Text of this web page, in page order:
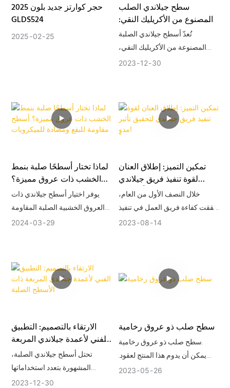
حجر كوارتز جديد بلون 2025
GLDS524
2025 02 25
سطح جيلاندي الصلب
المصنوع من الأكريليك النقي:
يرتقي بالمساحات من خلال
تطبيقات متعددة الاستخدامات
تُعدّ أسطح جيلاندي الصلبة
المصنوعة من الأكريليك النقي،
بفضل مرونتها ومتانتها الاستثنائية،
تطبيقاتها في مختلف المساحات
ليس فقط قابليتها للتكيف، بل أيضاً
قدرتها على تحسين الشكل
أسطح جيلاندي الصلبة منارةً
للإبداع، تُتيح إمكانياتٍ لا حدود لها
لمن يسعون إلى الارتقاء
بالمساحات من خلال تطبيقاتٍ
2023 12 30
لماذا تختار أسطحًا صلبة بنمط
الخشب ذات عروق مميزة؟
أسطح مقاومة للبقع ومضادة
للميكروبات
يوفر اختيار أسطح جيلاندي ذات
العروق الخشبية الصلبة المقاومة
للبقع والمضادة للميكروبات، والتي
2024 03 29
تمكين التميز: إطلاق العنان
لقوة تنفيذ فريق جيلاندي
لتحقيق تأثير مدوٍ!
خلال النصف الأول من العام،
حققت كفاءة فريق العمل في تنفيذ
المهام المتطلبات بشكل عام. ومع
وتحقيق أهداف هذا العام على نحو
2023 08 14
الارتقاء بالتصميم: التطبيق
الفني لأعمدة جيلاندي المربعة
ذات الأسطح الصلبة
تحتل أسطح جيلاندي الصلبة،
المشهورة بتعدد استخداماتها
وجاذبيتها الجمالية، مكانة بارزة في
2023 12 30
سطح صلب ذو عروق رخامية
سطح صلب ذو عروق رخامية.
يمكن أن يدوم هذا المنتج لعقود.
وتجمع وصلاته بين استخدام النجارة
2023 05 26